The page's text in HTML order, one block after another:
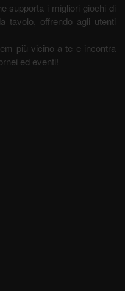
supporta i migliori giochi di
tavolo, offrendo agli utenti
più vicino a te e incontra
ed eventi!